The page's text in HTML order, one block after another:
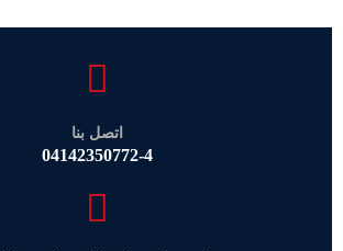
اتصل بنا
04142350772-4